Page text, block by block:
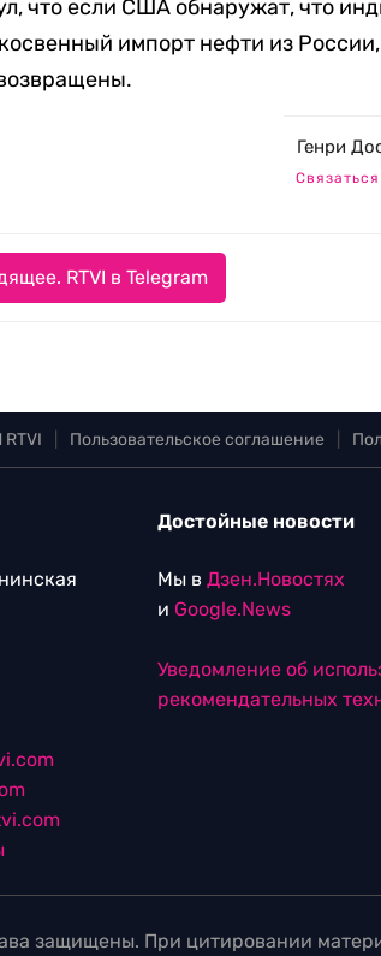
что если США обнаружат, что
импорт нефти из
Генри
RTVI в Telegram
Пользовательское соглашение
Достойные новости
Мы в Дзен.Новостях
и Google.News
Уведомление об
рекомендательных
защищены. При цитировании